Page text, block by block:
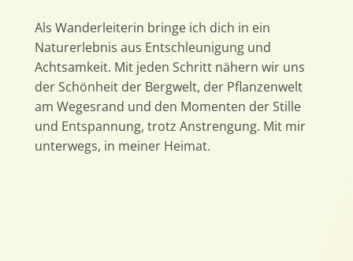
Als Wanderleiterin bringe ich dich in ein
Naturerlebnis aus Entschleunigung und
Achtsamkeit. Mit jeden Schritt nähern wir uns
der Schönheit der Bergwelt, der Pflanzenwelt
am Wegesrand und den Momenten der Stille
und Entspannung, trotz Anstrengung. Mit mir
unterwegs, in meiner Heimat.